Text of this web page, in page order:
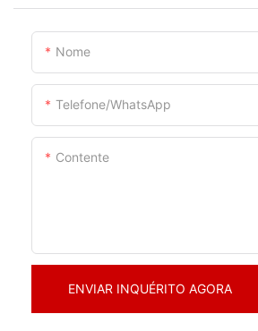
Nome
Telefone/WhatsApp
Contente
ENVIAR INQUÉRITO AGORA